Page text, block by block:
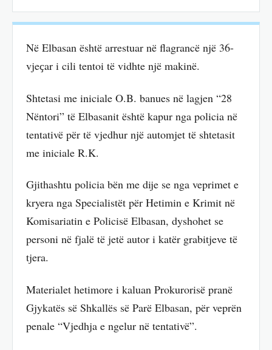
Në Elbasan është arrestuar në flagrancë një 36-
vjeҫar i cili tentoi të vidhte një makinë.
Shtetasi me iniciale O.B. banues në lagjen “28
Nëntori” të Elbasanit është kapur nga policia në
tentativë për të vjedhur një automjet të shtetasit
me iniciale R.K.
Gjithashtu policia bën me dije se nga veprimet e
kryera nga Specialistët për Hetimin e Krimit në
Komisariatin e Policisë Elbasan, dyshohet se
personi në fjalë të jetë autor i katër grabitjeve të
tjera.
Materialet hetimore i kaluan Prokurorisë pranë
Gjykatës së Shkallës së Parë Elbasan, për veprën
penale “Vjedhja e ngelur në tentativë”.